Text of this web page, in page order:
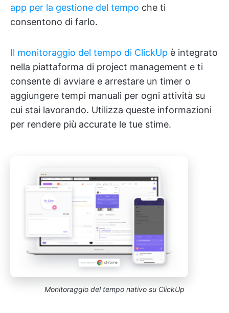
app per la gestione del tempo che ti
consentono di farlo.
Il monitoraggio del tempo di ClickUp è integrato
nella piattaforma di project management e ti
consente di avviare e arrestare un timer o
aggiungere tempi manuali per ogni attività su
cui stai lavorando. Utilizza queste informazioni
per rendere più accurate le tue stime.
Monitoraggio del tempo nativo su ClickUp